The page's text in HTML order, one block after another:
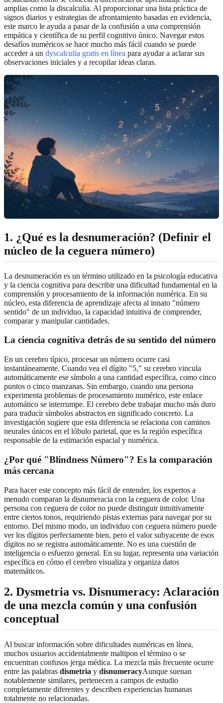
amplias como la discalculia. Al proporcionar una lista práctica de
signos diarios y estrategias de afrontamiento basadas en evidencia,
este marco le ayuda a pasar de la confusión a una comprensión
empática y científica de su perfil cognitivo único. Navegar estos
desafíos numéricos se hace mucho más fácil cuando se puede
acceder a un dyscalculia gratis en línea para ayudar a aclarar sus
observaciones iniciales y a recopilar ideas claras.
1. ¿Qué es la desnumeración? (Definir el
núcleo de la ceguera número)
La desnumeración es un término utilizado en la psicología educativa
y la ciencia cognitiva para describir una dificultad fundamental en la
comprensión y procesamiento de la información numérica. En su
núcleo, esta diferencia de aprendizaje afecta al innato "número
sentido" de un individuo, la capacidad intuitiva de comprender,
comparar y manipular cantidades.
La ciencia cognitiva detrás de su sentido del número
En un cerebro típico, procesar un número ocurre casi
instantáneamente. Cuando vea el dígito "5," su cerebro vincula
automáticamente ese símbolo a una cantidad específica, como cinco
puntos o cinco manzanas. Sin embargo, cuando una persona
experimenta problemas de procesamiento numérico, este enlace
automático se interrumpe. El cerebro debe trabajar mucho más duro
para traducir símbolos abstractos en significado concreto. La
investigación sugiere que esta diferencia se relaciona con caminos
neurales únicos en el lóbulo parietal, que es la región específica
responsable de la estimación espacial y numérica.
¿Por qué "Blindness Número"? Es la comparación
más cercana
Para hacer este concepto más fácil de entender, los expertos a
menudo comparan la disnumeracia con la ceguera de color. Una
persona con ceguera de color no puede distinguir intuitivamente
entre ciertos tonos, requiriendo pistas externas para navegar por su
entorno. Del mismo modo, un individuo con ceguera número puede
ver los dígitos perfectamente bien, pero el valor subyacente de esos
dígitos no se registra automáticamente. No es una cuestión de
inteligencia o esfuerzo general. En su lugar, representa una variación
específica en cómo el cerebro visualiza y organiza datos
matemáticos.
2. Dysmetria vs. Disnumeracy: Aclaración
de una mezcla común y una confusión
conceptual
Al buscar información sobre dificultades numéricas en línea,
muchos usuarios accidentalmente maltipon el término o se
encuentran confusos jerga médica. La mezcla más frecuente ocurre
entre las palabras dismetria y disnumeracyAunque suenan
notablemente similares, pertenecen a campos de estudio
completamente diferentes y describen experiencias humanas
totalmente no relacionadas.